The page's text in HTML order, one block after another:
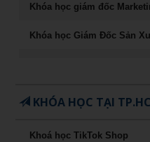
Khóa học giám đốc
Khóa học Giám Đốc Sản
KHÓA HỌC TẠI
Khoá học TikTok Shop